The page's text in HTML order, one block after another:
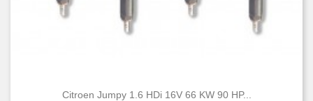
Citroen Jumpy 1.6 HDi 16V 66 KW 90 HP...